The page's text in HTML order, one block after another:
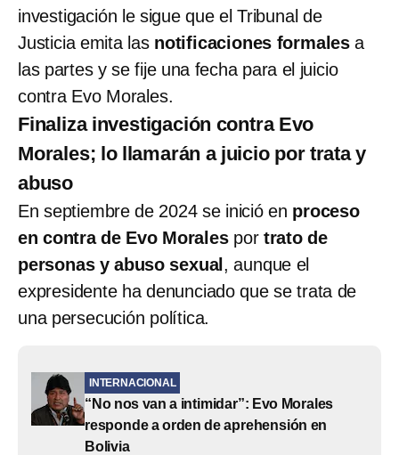
investigación le sigue que el Tribunal de
Justicia emita las notificaciones formales a
las partes y se fije una fecha para el juicio
contra Evo Morales.
Finaliza investigación contra Evo
Morales; lo llamarán a juicio por trata y
abuso
En septiembre de 2024 se inició en proceso
en contra de Evo Moralespor trato de
personas y abuso sexual , aunque el
expresidente ha denunciado que se trata de
una persecución política.
INTERNACIONAL
“No nos van a intimidar”: Evo Morales
responde a orden de aprehensión en
Bolivia